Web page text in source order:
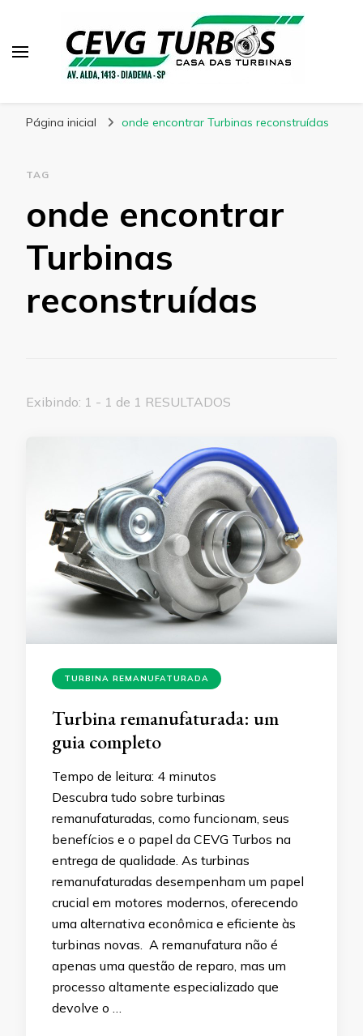
Página inicial onde encontrar Turbinas reconstruídas
TAG
onde encontrar
Turbinas
reconstruídas
Exibindo: 1 - 1 de 1 RESULTADOS
TURBINA REMANUFATURADA
Turbina remanufaturada: um
guia completo
Tempo de leitura: 4 minutos
Descubra tudo sobre turbinas
remanufaturadas, como funcionam, seus
benefícios e o papel da CEVG Turbos na
entrega de qualidade. As turbinas
remanufaturadas desempenham um papel
crucial em motores modernos, oferecendo
uma alternativa econômica e eficiente às
turbinas novas. A remanufatura não é
apenas uma questão de reparo, mas um
processo altamente especializado que
devolve o …